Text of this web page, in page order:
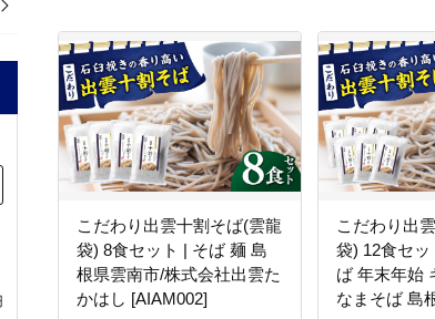
こだわり出雲十割そば(雲龍
袋) 8食セット | そば 麺 島
根県雲南市/株式会社出雲た
かはし [AIAM002]
こだわり出
袋) 12食セ
ば 年末年始
なまそば 島